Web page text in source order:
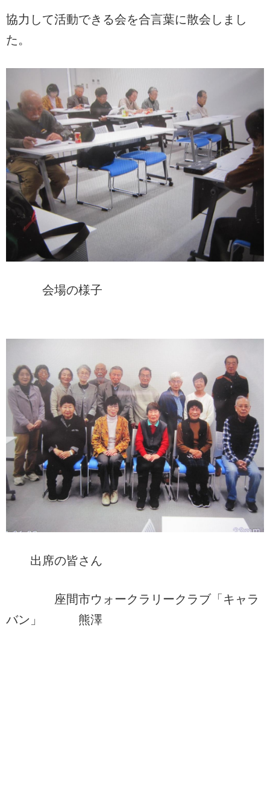
協力して活動できる会を合言葉に散会しまし
た。
会場の様子
出席の皆さん
座間市ウォークラリークラブ「キャラ
バン」 熊澤